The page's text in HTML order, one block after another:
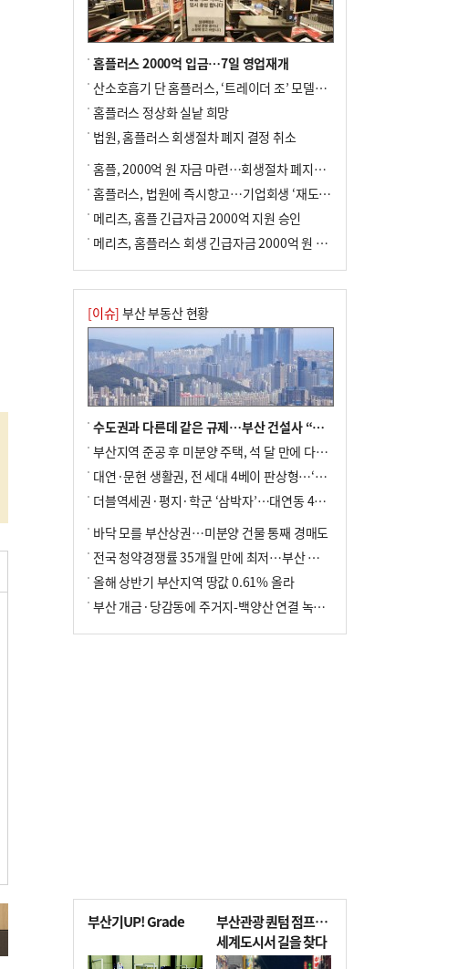
홈플러스 2000억 입금…7일 영업재개
산소호흡기 단 홈플러스, ‘트레이더 조’ 모델로 살아날까
홈플러스 정상화 실낱 희망
법원, 홈플러스 회생절차 폐지 결정 취소
홈플, 2000억 원 자금 마련…회생절차 폐지에 즉시항고(종합)
홈플러스, 법원에 즉시항고…기업회생 ‘재도전’
메리츠, 홈플 긴급자금 2000억 지원 승인
메리츠, 홈플러스 회생 긴급자금 2000억 원 지원 승인
[이슈] 부산 부동산 현황
수도권과 다른데 같은 규제…부산 건설사 “쓰러지기 직전”
부산지역 준공 후 미분양 주택, 석 달 만에 다시 3000가구 넘어서
대연·문현 생활권, 전 세대 4베이 판상형…‘더샵 트리센트’ 내달 분양
더블역세권·평지·학군 ‘삼박자’…대연동 42층 브랜드 단지
바닥 모를 부산상권…미분양 건물 통째 경매도
전국 청약경쟁률 35개월 만에 최저…부산 미분양 ‘적체’ 심화
올해 상반기 부산지역 땅값 0.61% 올라
부산 개금·당감동에 주거지-백양산 연결 녹지 조성
부산기UP! Grade
부산관광 퀀텀 점프…
세계도시서 길을 찾다